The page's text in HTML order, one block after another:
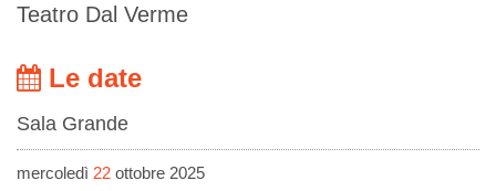
Teatro Dal Verme
Le date
Sala Grande
mercoledì 22 ottobre 2025